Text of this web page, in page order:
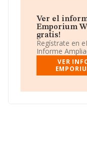
jurídica de
Ver el
Emporium
gratis!
Regístrate en
Informe
VER